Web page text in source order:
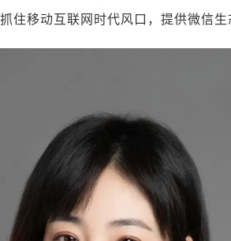
住移动互联网时代风口，提供微信生